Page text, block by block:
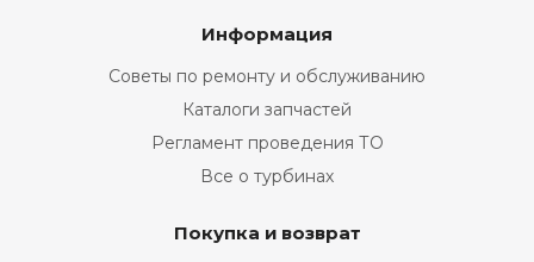
Информация
Советы по ремонту и обслуживанию
Каталоги запчастей
Регламент проведения ТО
Все о турбинах
Покупка и возврат